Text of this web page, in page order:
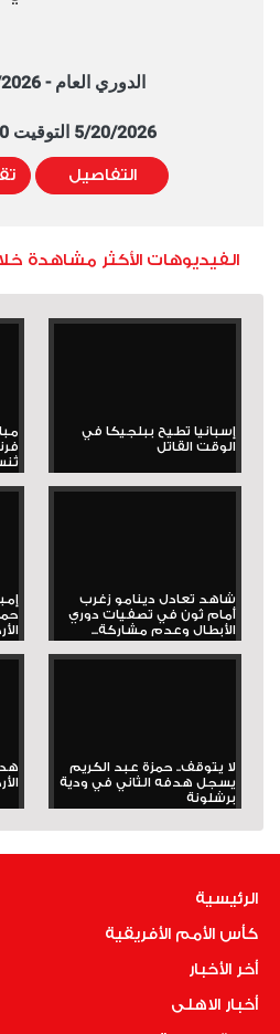
الدوري العام - 2025/2026
5/20/2026 التوقيت 8:00 PM
التفاصيل
الفيديوهات الأكثر مشاهدة
إسبانيا تطيح ببلجيكا في
الوقت القاتل
شاهد تعادل دينامو زغرب
أمام ثون في تصفيات دوري
الأبطال وعدم مشاركة...
لا يتوقف.. حمزة عبد الكريم
يسجل هدفه الثاني في ودية
برشلونة
الرئيسية
كأس الأمم الأفريقية
أخر الأخبار
أخبار الاهلى